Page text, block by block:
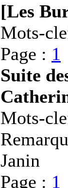
[Les
Mots-
Page : 1
Suite
Mots-
Janin
Page : 1